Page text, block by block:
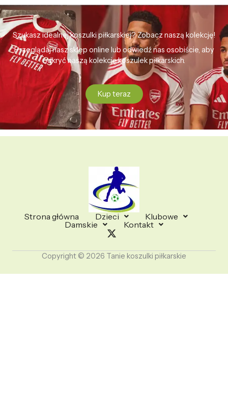
Szukasz idealnej koszulki piłkarskiej? Zobacz naszą kolekcję!
Przeglądaj nasz sklep online lub odwiedź nas osobiście, aby
odkryć naszą kolekcję koszulek piłkarskich.
Kup teraz
Strona główna Dzieci
Klubowe
Damskie
Kontakt
Copyright © 2026 Tanie koszulki piłkarskie